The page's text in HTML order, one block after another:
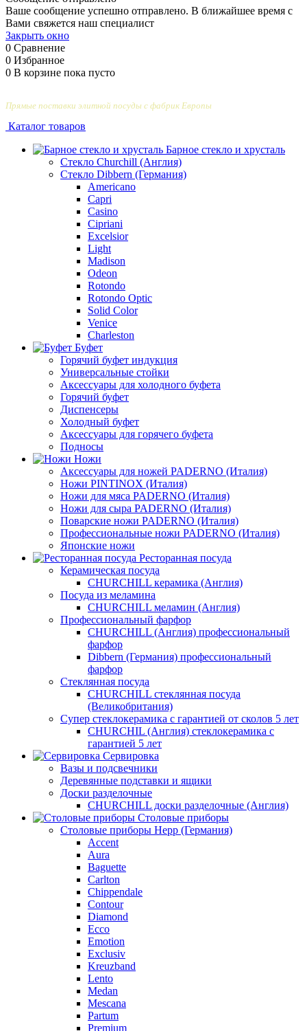
Ваше сообщение успешно отправлено. В ближайшее время с
Вами свяжется наш специалист
Закрыть окно
0 Сравнение
0 Избранное
0 В корзине пока пусто
Прямые поставки элитной посуды с фабрик Европы
Каталог товаров
Барное стекло и хрусталь
Стекло Churchill (Англия)
Стекло Dibbern (Германия)
Americano
Capri
Casino
Cipriani
Excelsior
Light
Madison
Odeon
Rotondo
Rotondo Optic
Solid Color
Venice
Сharleston
Буфет
Горячий буфет индукция
Универсальные стойки
Аксессуары для холодного буфета
Горячий буфет
Диспенсеры
Холодный буфет
Аксессуары для горячего буфета
Подносы
Ножи
Аксессуары для ножей PADERNO (Италия)
Ножи PINTINOX (Италия)
Ножи для мяса PADERNO (Италия)
Ножи для сыра PADERNO (Италия)
Поварские ножи PADERNO (Италия)
Профессиональные ножи PADERNO (Италия)
Японские ножи
Ресторанная посуда
Керамическая посуда
CHURCHILL керамика (Англия)
Посуда из меламина
CHURCHILL меламин (Англия)
Профессиональный фарфор
CHURCHILL (Англия) профессиональный
фарфор
Dibbern (Германия) профессиональный
фарфор
Стеклянная посуда
CHURCHILL стеклянная посуда
(Великобритания)
Супер стеклокерамика с гарантией от сколов 5 лет
CHURCHIL (Англия) стеклокерамика с
гарантией 5 лет
Сервировка
Вазы и подсвечники
Деревянные подставки и ящики
Доски разделочные
CHURCHILL доски разделочные (Англия)
Столовые приборы
Столовые приборы Hepp (Германия)
Accent
Aura
Baguette
Carlton
Chippendale
Contour
Diamond
Ecco
Emotion
Exclusiv
Kreuzband
Lento
Medan
Mescana
Partum
Premium